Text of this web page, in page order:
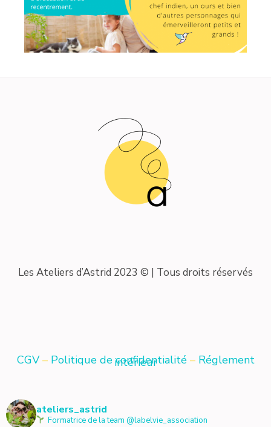
Les Ateliers d’Astrid 2023 © | Tous droits réservés
CGV– Politique de confidentialité– Réglement
intérieur
ateliers_astrid
Formatrice de la team @labelvie_association